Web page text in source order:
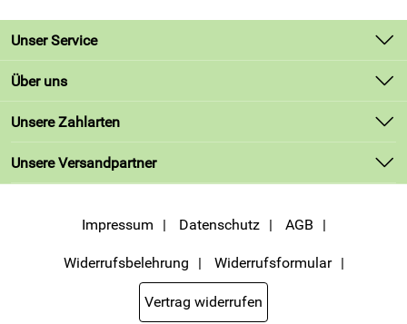
Unser Service
Kontakt
Kundenlogin
Über uns
Unsere Bestseller
Neu
Unsere Zahlarten
Unsere Versandpartner
Impressum Datenschutz AGB
Widerrufsbelehrung Widerrufsformular
Vertrag widerrufen